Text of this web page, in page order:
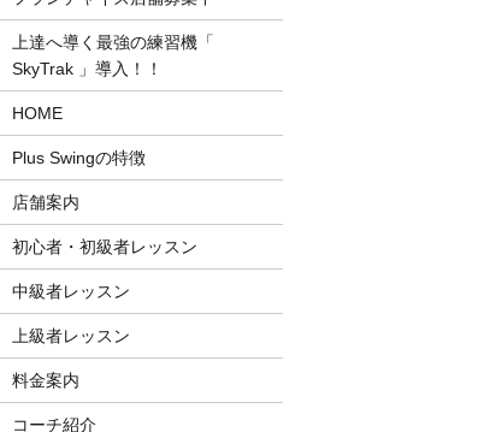
上達へ導く最強の練習機「
SkyTrak 」導入！！
HOME
Plus Swingの特徴
店舗案内
初心者・初級者レッスン
中級者レッスン
上級者レッスン
料金案内
コーチ紹介